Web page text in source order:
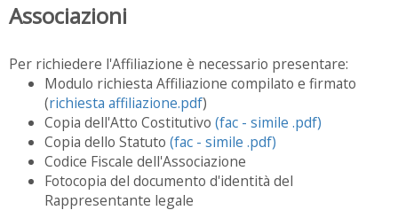
Associazioni
Per richiedere l'Affiliazione è necessario presentare:
Modulo richiesta Affiliazione compilato e firmato
(richiesta affiliazione.pdf)
Copia dell'Atto Costitutivo (fac - simile .pdf)
Copia dello Statuto (fac - simile .pdf)
Codice Fiscale dell'Associazione
Fotocopia del documento d'identità del
Rappresentante legale